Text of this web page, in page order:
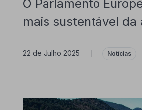
O Parlamento
mais sustentável da
22 de Julho 2025 Notícias